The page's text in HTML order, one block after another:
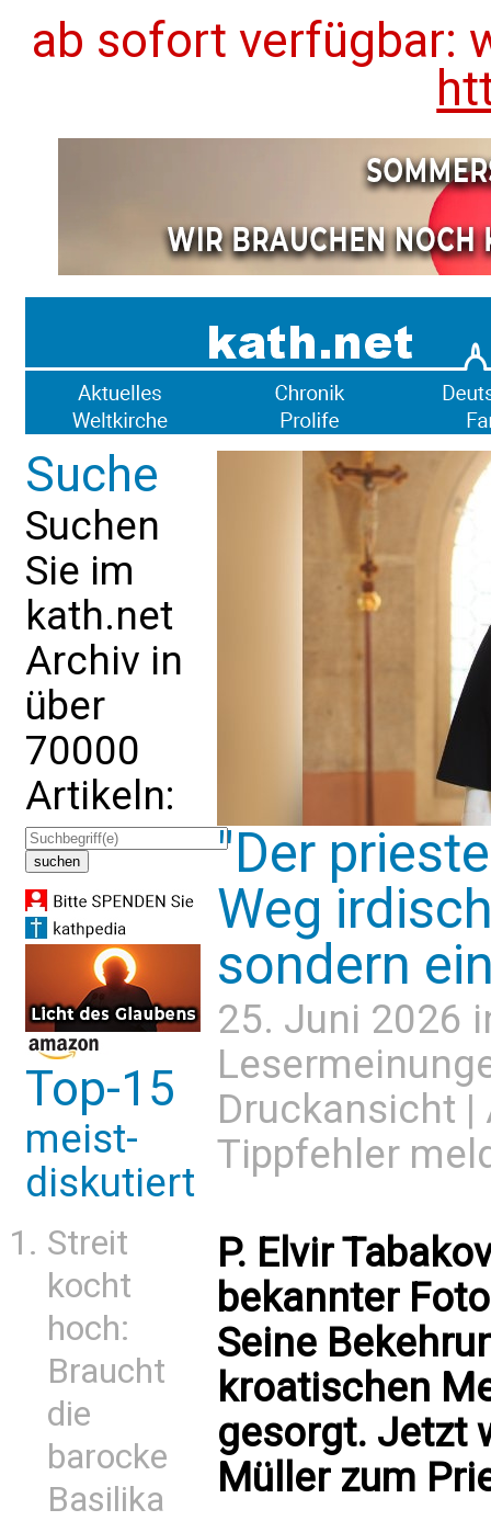
ab sofort verfügbar:
Suche
Suchen
Sie im
kath.net
Archiv in
über
70000
Artikeln:
Top-15
meist-
diskutiert
Streit
kocht
hoch:
Braucht
die
barocke
Basilika
"Der
Weg
sondern
25. Juni 2026
Druckansicht |
Tippfehler
P. Elvir
bekannter
Seine
kroatischen
gesorgt. Jetzt
Müller zum